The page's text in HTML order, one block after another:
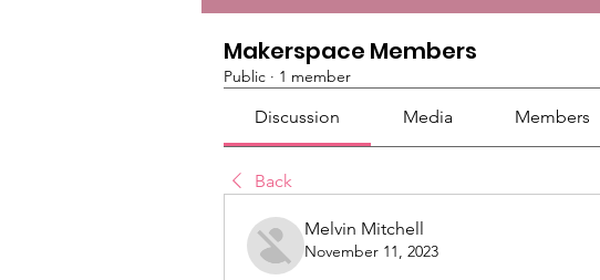
Makerspace Members
Public · 1 member
Discussion Media Members
Back
Melvin Mitchell
November 11, 2023